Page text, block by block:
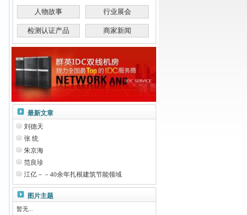
人物故事 行业展会
检测认证产品 商家新闻
最新文章
刘德天
张 统
朱京海
范良珍
江亿－－40余年扎根建筑节能领域
图片主题
暂无...